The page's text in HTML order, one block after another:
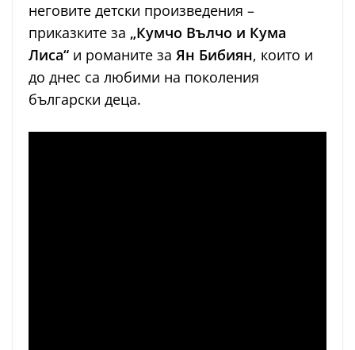
неговите детски произведения –
приказките за „Кумчо Вълчо и Кума
Лиса“ и романите за Ян Бибиян, които и
до днес са любими на поколения
български деца.